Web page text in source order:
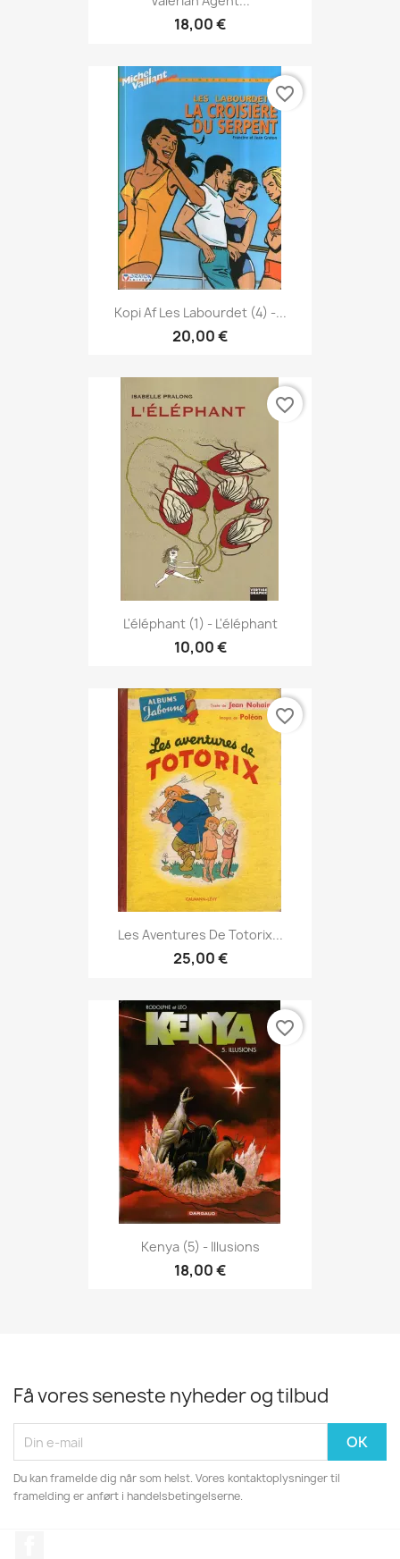
18,00 €
Kopi Af Les Labourdet (4) -...
20,00 €
favorite_border
L'éléphant (1) - L'éléphant
10,00 €
favorite_border
Les Aventures De Totorix...
25,00 €
favorite_border
Kenya (5) - Illusions
18,00 €
favorite_border
Få vores seneste nyheder og tilbud
Du kan framelde dig når som helst. Vores kontaktoplysninger til
framelding er anført i handelsbetingelserne.